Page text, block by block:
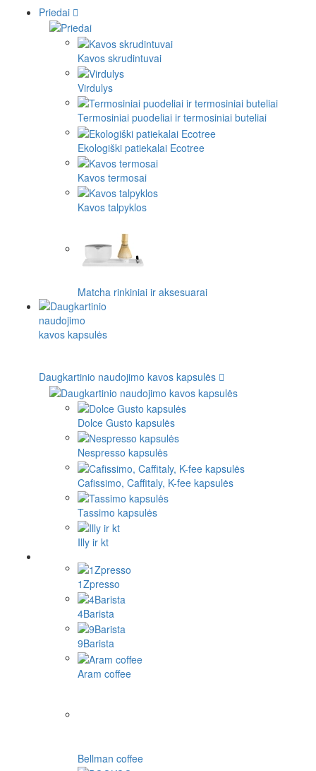
Priedai
Kavos skrudintuvai
Virdulys
Termosiniai puodeliai ir termosiniai buteliai
Ekologiški patiekalai Ecotree
Kavos termosai
Kavos talpyklos
Matcha rinkiniai ir aksesuarai
Daugkartinio naudojimo kavos kapsulės
Dolce Gusto kapsulės
Nespresso kapsulės
Cafissimo, Caffitaly, K-fee kapsulės
Tassimo kapsulės
Illy ir kt
1Zpresso
4Barista
9Barista
Aram coffee
Bellman coffee